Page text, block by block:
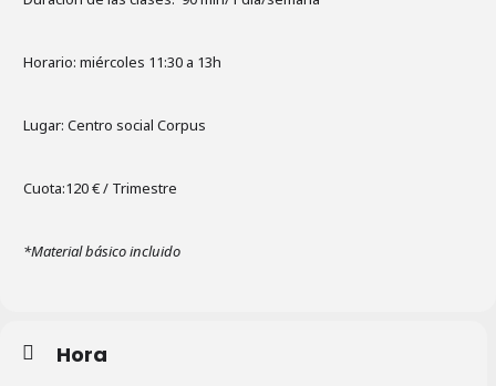
Horario: miércoles 11:30 a 13h
Lugar: Centro social Corpus
Cuota:120 € / Trimestre
*Material básico incluido
Hora